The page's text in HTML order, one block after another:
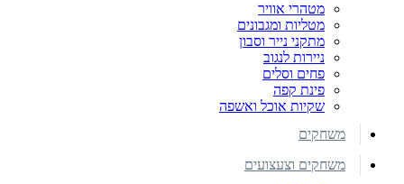
מטהרי אוויר
מטליות ומגבונים
מתקני נייר וסבון
ניירות לנגוב
פחים וסלים
פינת קפה
שקיות אוכל ואשפה
משחקים
משחקים וצעצועים